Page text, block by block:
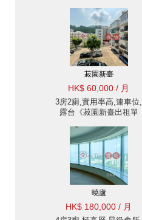
菽園新臺
HK$ 60,000 / 月
3房2廁,實用率高,連車位,
露台《菽園新臺出租單
曉廬
HK$ 180,000 / 月